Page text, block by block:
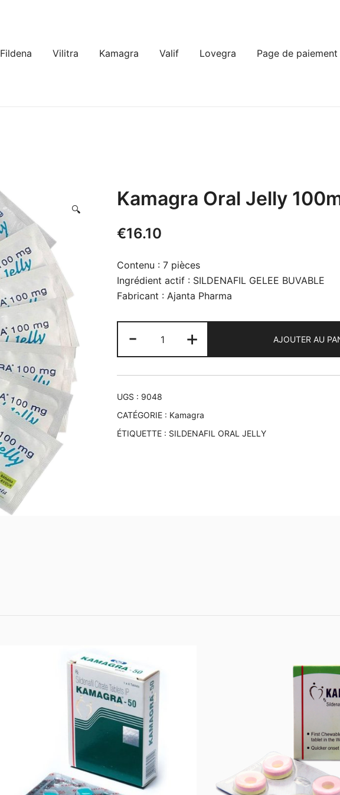
Fildena Vilitra Kamagra Valif Lovegra Page de paiement
🔍 Kamagra Oral Jelly
€16.10
Contenu : 7 pièces
Ingrédient actif : SILDENAFIL GELEE BUVABLE
Fabricant : Ajanta Pharma
-
de
Kamagra
Oral
+ AJOUTER AU
UGS : 9048
CATÉGORIE : Kamagra
ÉTIQUETTE : SILDENAFIL ORAL JELLY